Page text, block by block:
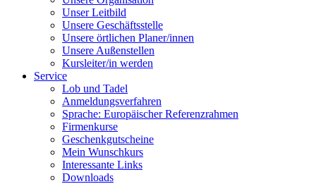
Unser Leitbild
Unsere Geschäftsstelle
Unsere örtlichen Planer/innen
Unsere Außenstellen
Kursleiter/in werden
Service
Lob und Tadel
Anmeldungsverfahren
Sprache: Europäischer Referenzrahmen
Firmenkurse
Geschenkgutscheine
Mein Wunschkurs
Interessante Links
Downloads